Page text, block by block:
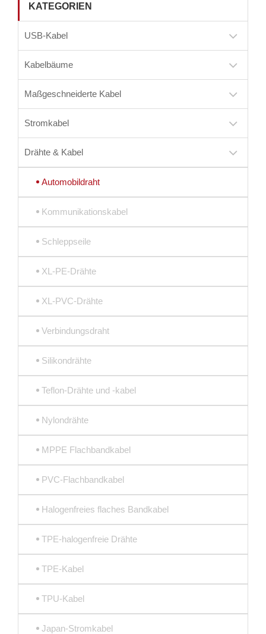
KATEGORIEN
USB-Kabel
Kabelbäume
Maßgeschneiderte Kabel
Stromkabel
Drähte & Kabel
Automobildraht
Kommunikationskabel
Schleppseile
XL-PE-Drähte
XL-PVC-Drähte
Verbindungsdraht
Silikondrähte
Teflon-Drähte und -kabel
Nylondrähte
MPPE Flachbandkabel
PVC-Flachbandkabel
Halogenfreies flaches Bandkabel
TPE-halogenfreie Drähte
TPE-Kabel
TPU-Kabel
Japan-Stromkabel